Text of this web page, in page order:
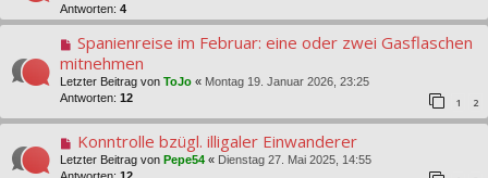
Antworten: 4
Spanienreise im Februar: eine oder zwei Gasflaschen
mitnehmen
Letzter Beitrag von ToJo « Montag 19. Januar 2026, 23:25
Antworten: 12 1 2
Konntrolle bzügl. illigaler Einwanderer
Letzter Beitrag von Pepe54 « Dienstag 27. Mai 2025, 14:55